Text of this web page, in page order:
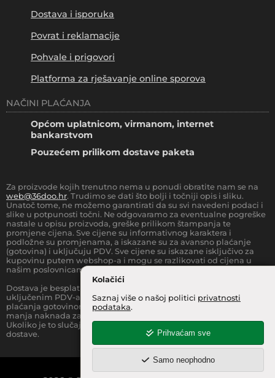
Kolačići
Saznaj više o našoj politici privatnosti
podataka.
Prihvaćam sve
Samo neophodno
Dostava i isporuka
Povrat i reklamacije
Pohvale i prigovori
Platforma za rješavanje online sporova
NAČINI PLAĆANJA
Općom uplatnicom, virmanom, internet
bankarstvom
Pouzećem prilikom dostave paketa
Za proizvode kojih trenutno nema u ponudi obratite nam se na
web@36doo.hr. Trudimo se dati što bolji i točniji opis i sliku.
Unatoč tome, ne možemo garantirati da su svi navedeni podaci i
slike u potpunosti točni. Ne odgovaramo za eventualne pogreške
nastale u opisu proizvoda, greške prilikom štampanja te
promjene cijena. Sve cijene su informativnog karaktera i
podložne su promjenama, a iskazane su za avansno plaćanje
(gotovina) i uključuju PDV. Sve cijene su iskazane isključivo za
kupovinu putem webshop-a i mogu se razlikovati od cijena u
našim poslovnicama.
Dostava je besplatna za sve narudžbe iznad
uključenim PDV-a) za Zonu 1 (cijela RH, osim otoka).Prilikom
plaćanja gotovinom pri dostavi robe na kućnu adresu, moguća je
manja naknada za rad sa gotovinom na strani dostavne službe.
Ukoliko je to slučaj, to je jasno označeno pri samom iznosu
dostave.